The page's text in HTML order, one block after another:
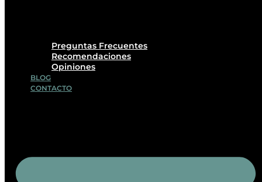
Preguntas Frecuentes
Recomendaciones
Opiniones
BLOG
CONTACTO